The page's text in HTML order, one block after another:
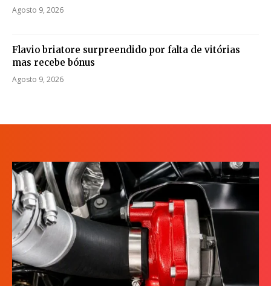
Agosto 9, 2026
Flavio briatore surpreendido por falta de vitórias
mas recebe bónus
Agosto 9, 2026